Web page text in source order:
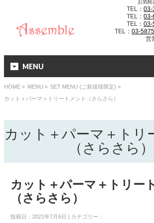
お気軽
TEL：03-
TEL：03-
TEL：03-
TEL：03-
営
MENU
HOME » MENU » SET MENU (ご新規様限定) »
カット＋パーマ＋トリートメント（さらさら）
カット＋パーマ＋トリ
（さらさら）
カット＋パーマ＋トリー
（さらさら）
投稿日：2021年7月6日 | カテゴリー：